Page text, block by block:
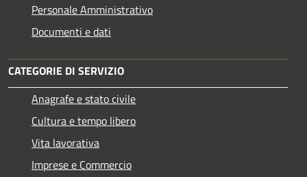
Personale Amministrativo
Documenti e dati
CATEGORIE DI SERVIZIO
Anagrafe e stato civile
Cultura e tempo libero
Vita lavorativa
Imprese e Commercio